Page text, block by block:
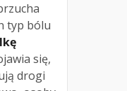
typ bólu
się,
drogi